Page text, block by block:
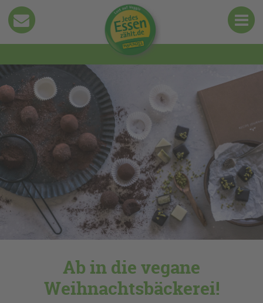
Ab in die vegane
Weihnachtsbäckerei!